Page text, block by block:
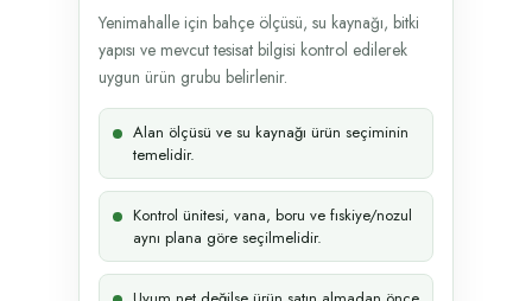
Yenimahalle için bahçe ölçüsü, su kaynağı, bitki
yapısı ve mevcut tesisat bilgisi kontrol edilerek
uygun ürün grubu belirlenir.
Alan ölçüsü ve su kaynağı ürün seçiminin
temelidir.
Kontrol ünitesi, vana, boru ve fıskiye/nozul
aynı plana göre seçilmelidir.